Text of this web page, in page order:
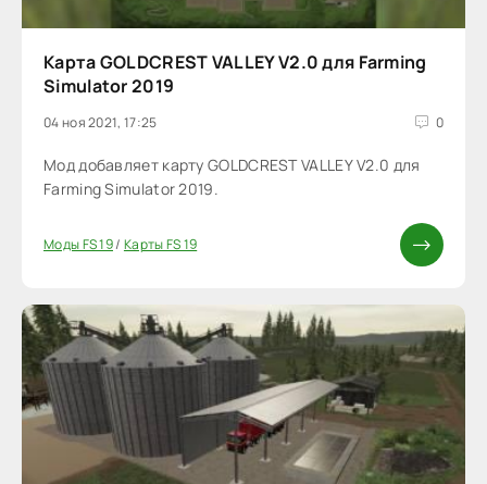
Карта GOLDCREST VALLEY V2.0 для Farming
Simulator 2019
04 ноя 2021, 17:25 0
Мод добавляет карту GOLDCREST VALLEY V2.0 для
Farming Simulator 2019.
Моды FS 19/ Карты FS 19